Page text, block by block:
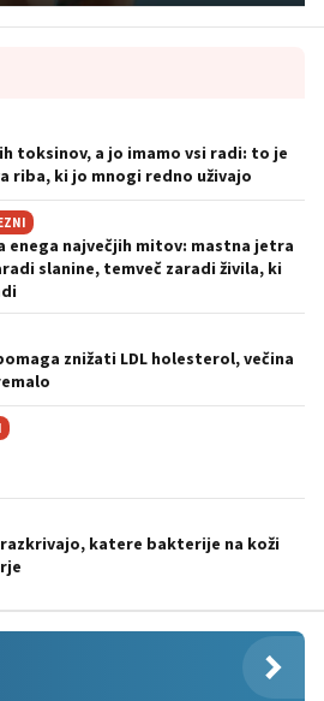
toksinov, a jo imamo vsi radi: to je
riba, ki jo mnogi redno uživajo
enega največjih mitov: mastna jetra
slanine, temveč zaradi živila, ki
znižati LDL holesterol, večina
razkrivajo, katere bakterije na koži